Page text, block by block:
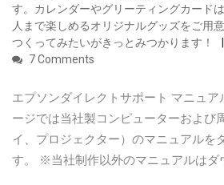
す。カレンダーやグリーティングカード
人まで楽しめるオリジナルグッズをご用
つくってみたいがきっとみつかります！
7 Comments
エプソンダイレクトサポート マニュ
ージでは当社製コンピューターおよび
イ、プロジェクター）のマニュアルを
す。 ※当社制作以外のマニュアルはダ